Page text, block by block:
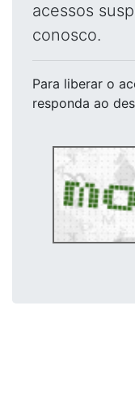
acessos
conosco.
Para liberar o
responda ao